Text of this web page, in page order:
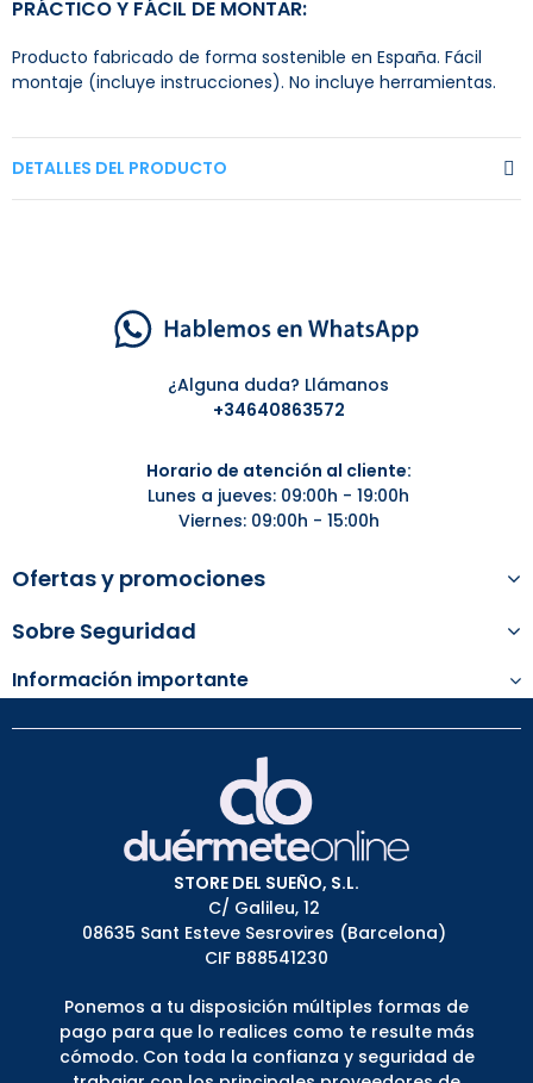
PRÁCTICO Y FÁCIL DE MONTAR:
Producto fabricado de forma sostenible en España. Fácil
montaje (incluye instrucciones). No incluye herramientas.
DETALLES DEL PRODUCTO
¿Alguna duda? Llámanos
+34640863572
Horario de atención al cliente:
Lunes a jueves: 09:00h - 19:00h
Viernes: 09:00h - 15:00h
Ofertas y promociones
Sobre Seguridad
Información importante
STORE DEL SUEÑO, S.L.
C/ Galileu, 12
08635 Sant Esteve Sesrovires (Barcelona)
CIF B88541230
Ponemos a tu disposición múltiples formas de
pago para que lo realices como te resulte más
cómodo. Con toda la confianza y seguridad de